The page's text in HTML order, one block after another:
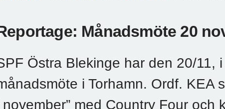
Månadsmöte 20
Östra Blekinge har den 20/11,
i Torhamn. Ordf. KEA
november” med Country Four och